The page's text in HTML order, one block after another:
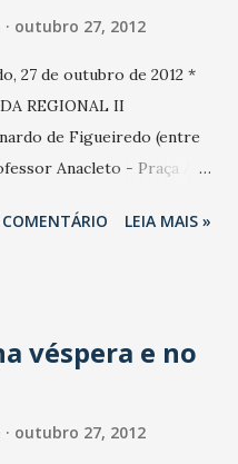
outubro 27, 2012
27 de outubro de 2012 *
REGIONAL II
de Figueiredo (entre
Anacleto - Praça Ari
* MINICARREATA NOS
E A
Restaurante Tamarindo
DE FREITAS Local:
LEIA MAIS »
véspera e no
outubro 27, 2012